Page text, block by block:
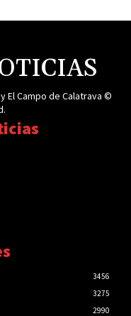
El Campo de Calatrava ©
3456
3275
2990